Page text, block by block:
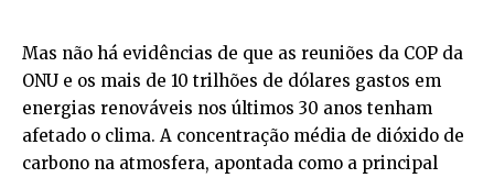
Mas não há evidências de que as reuniões da COP da
ONU e os mais de 10 trilhões de dólares gastos em
energias renováveis nos últimos 30 anos tenham
afetado o clima. A concentração média de dióxido de
carbono na atmosfera, apontada como a principal